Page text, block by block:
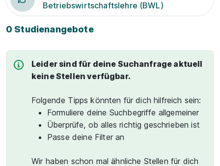
Betriebswirtschaftslehre (BWL)
0 Studienangebote
Leider sind für deine Suchanfrage aktuell
keine Stellen verfügbar.
Folgende Tipps könnten für dich hilfreich sein:
Formuliere deine Suchbegriffe allgemeiner
Überprüfe, ob alles richtig geschrieben ist
Passe deine Filter an
Wir haben schon mal ähnliche Stellen für dich